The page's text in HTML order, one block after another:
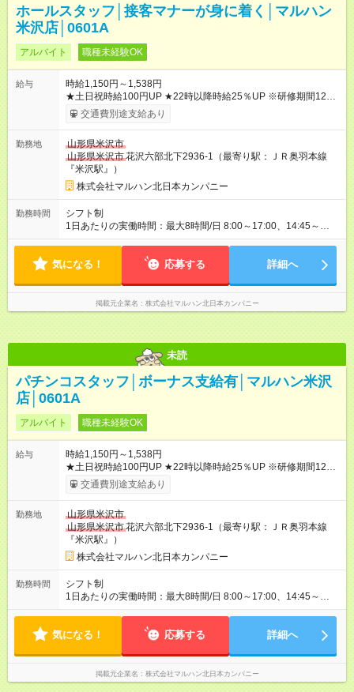
ホールスタッフ│接客マナーが身に着く│マルハン
米沢店│0601A
アルバイト 職種未経験OK
給与
時給1,150円～1,538円
★土日祝時給100円UP ★22時以降時給25％UP ※研修期間125時
間(最大250時間)までは、時給1050円 【試用期間】試用期間な
交通費別途支給あり
勤務地
山形県米沢市
山形県米沢市花沢六部北下2936-1（最寄り駅：ＪＲ奥羽本線
『米沢駅』）
株式会社マルハン北日本カンパニー
勤務時間
シフト制
1日あたりの実働時間：最大8時間/日 8:00～17:00、14:45～
24:00 実働1日4時間 ・最低勤務日数：週3日 ★フリーター・学
気になる！ 応募する 詳細へ
掲載元企業名 株式会社マルハン北日本カンパニー
未読
パチンコスタッフ│ボーナス支給有│マルハン米沢
店│0601A
アルバイト 職種未経験OK
給与
時給1,150円～1,538円
★土日祝時給100円UP ★22時以降時給25％UP ※研修期間125時
間(最大250時間)までは、時給1050円 【試用期間】試用期間な
交通費別途支給あり
勤務地
山形県米沢市
山形県米沢市花沢六部北下2936-1（最寄り駅：ＪＲ奥羽本線
『米沢駅』）
株式会社マルハン北日本カンパニー
勤務時間
シフト制
1日あたりの実働時間：最大8時間/日 8:00～17:00、14:45～
24:00 実働1日4時間 ・最低勤務日数：週3日 ★フリーター・学
気になる！ 応募する 詳細へ
掲載元企業名 株式会社マルハン北日本カンパニー